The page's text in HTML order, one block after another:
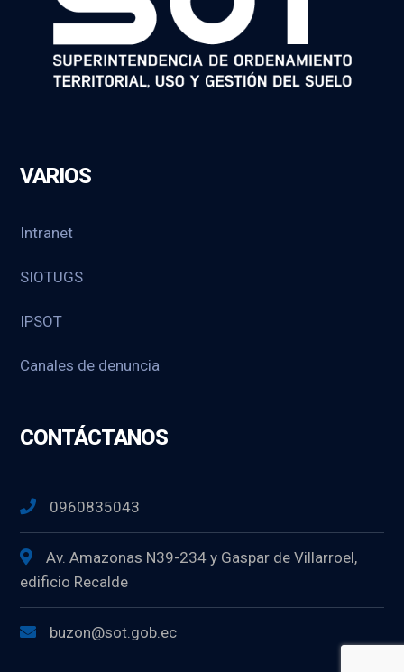
VARIOS
Intranet
SIOTUGS
IPSOT
Canales de denuncia
CONTÁCTANOS
0960835043
Av. Amazonas N39-234 y Gaspar de Villarroel,
edificio Recalde
buzon@sot.gob.ec